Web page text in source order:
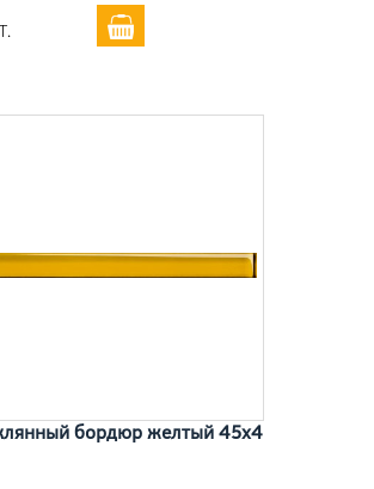
бордюр желтый 45x4